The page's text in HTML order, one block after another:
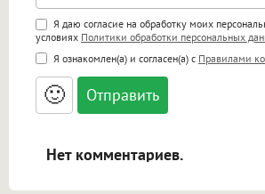
Поддержка HTML
<b>, <strong>, <u>, <i>, <em>,
<small>, <sup>, <sub>, <pre>,
<blockquote>, <code> экранирует
адреса URL автоматически
ссылками, и [img]адрес[/img]
Я даю согласие на обработку моих
условиях Политики обработки персональных
Я ознакомлен(а) и согласен(а) с Правилами
🙂
Нет комментариев.